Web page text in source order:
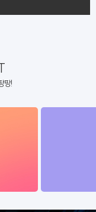
팡!